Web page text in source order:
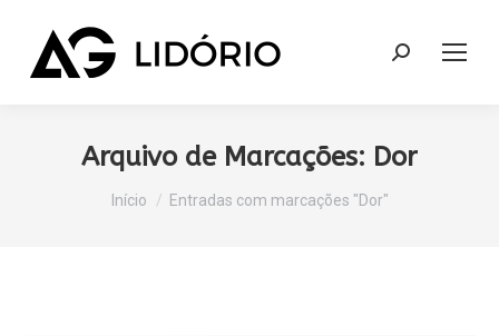
Search:
Arquivo de Marcações: Dor
Você está aqui:
Início Entradas com marcações "Dor"